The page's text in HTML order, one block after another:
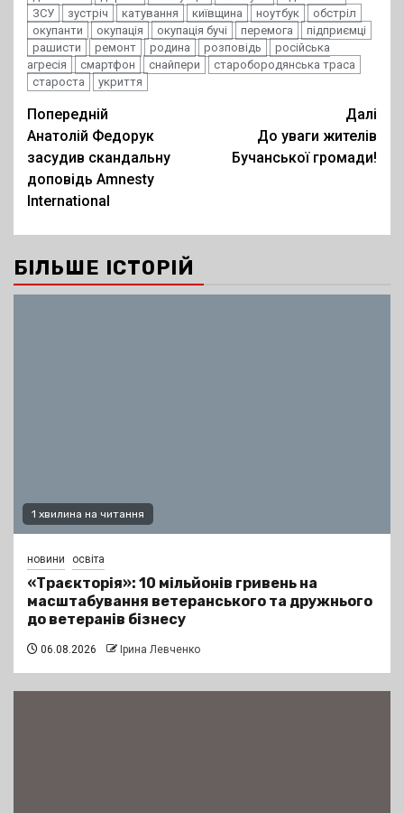
ЗСУ
зустріч катування київщина ноутбук
обстріл
окупанти
окупація окупація бучі перемога
підприємці
рашисти
ремонт родина розповідь
російська
агресія
смартфон снайпери
старобородянська траса
староста
укриття
Post
navigation
Попередній
Анатолій Федорук
засудив скандальну
доповідь Amnesty
International
Далі
До уваги жителів
Бучанської громади!
БІЛЬШЕ ІСТОРІЙ
1 хвилина на читання
новини освіта
«Траєкторія»: 10 мільйонів гривень на
масштабування ветеранського та дружнього
до ветеранів бізнесу
06.08.2026 Ірина Левченко